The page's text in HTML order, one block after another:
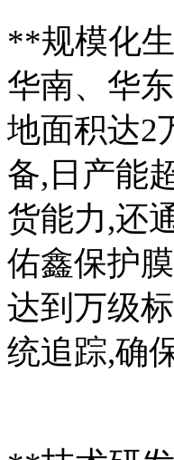
**规模化
华南、华
地面积达2
备,日产能
货能力,还
佑鑫保护
达到万级
统追踪,确